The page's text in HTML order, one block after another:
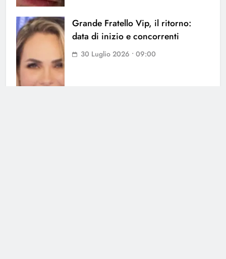
Grande Fratello Vip, il ritorno:
data di inizio e concorrenti
30 Luglio 2026 • 09:00